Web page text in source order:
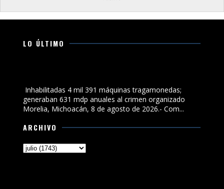
LO ÚLTIMO
Inhabilitadas 4 mil 391 máquinas tragamonedas;
generaban 631 mdp anuales al crimen organizado
Morelia, Michoacán, 8 de agosto de 2026.- Com...
ARCHIVO